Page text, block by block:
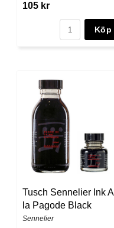
105 kr
Köp
Tusch Sennelier Ink A
la Pagode Black
Sennelier